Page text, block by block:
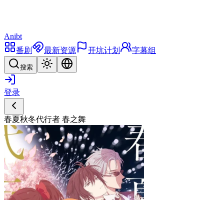
Anibt
番剧
最新资源 开坑计划 字幕组
搜索
登录
春夏秋冬代行者 春之舞